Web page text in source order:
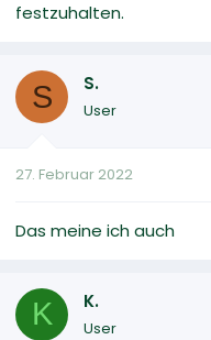
festzuhalten.
S S.
User
27. Februar 2022
Das meine ich auch
K K.
User